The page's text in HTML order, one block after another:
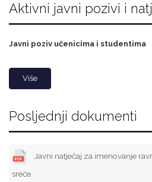
Aktivni javni pozivi i
Javni poziv učenicima i studentima
Više
Posljednji dokumenti
Javni natječaj za imenovanje
sreće